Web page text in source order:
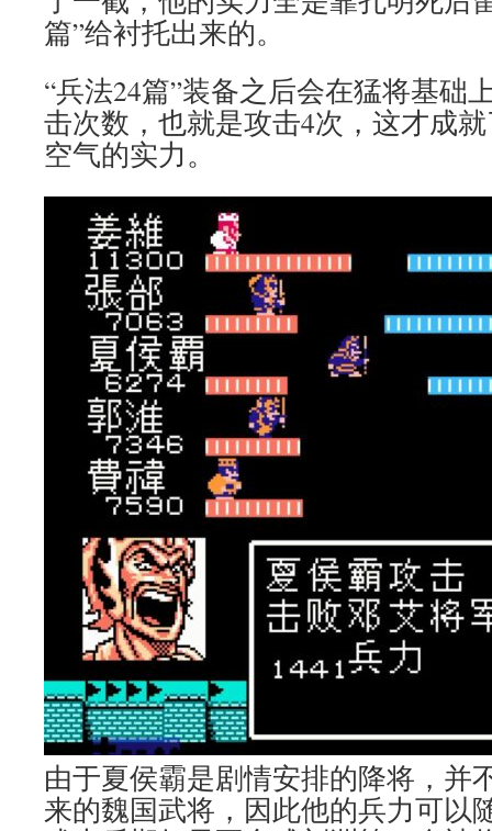
篇”给衬托出来的。
“兵法24篇”装备之后会在猛将基础
击次数，也就是攻击4次，这才成
空气的实力。
由于夏侯霸是剧情安排的降将，并
来的魏国武将，因此他的兵力可以